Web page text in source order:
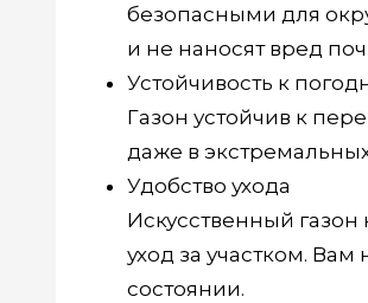
безопасными для
и не наносят вред
Устойчивость к
Газон устойчив к
даже в
Удобство ухода
Искусственный
уход за участком.
состоянии.